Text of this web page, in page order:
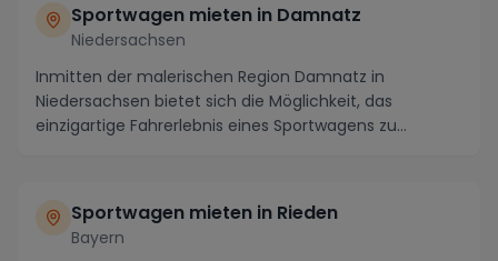
Sportwagen mieten in Damnatz
Niedersachsen
Inmitten der malerischen Region Damnatz in
Niedersachsen bietet sich die Möglichkeit, das
einzigartige Fahrerlebnis eines Sportwagens zu
Sportwagen mieten in Rieden
Bayern